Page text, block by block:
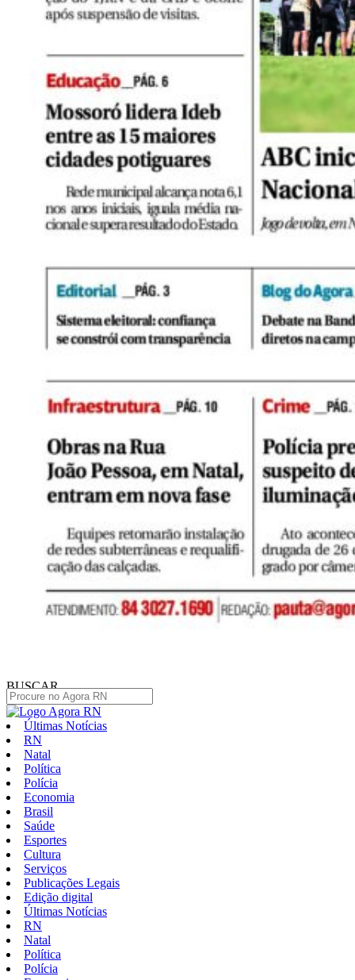
BUSCAR
Últimas Notícias
RN
Natal
Política
Polícia
Economia
Brasil
Saúde
Esportes
Cultura
Serviços
Publicações Legais
Edição digital
Últimas Notícias
RN
Natal
Política
Polícia